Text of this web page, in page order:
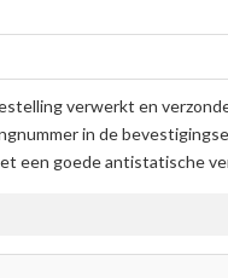
verwerkt en
in de
een goede antistatische